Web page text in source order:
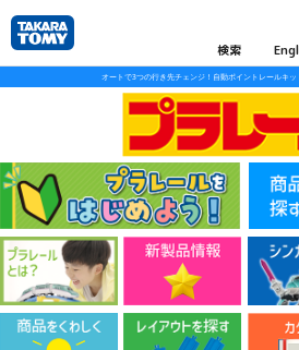
検索
オートで3つの行き先チェンジ！自動ポイントレールキ